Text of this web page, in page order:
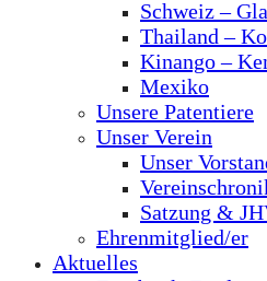
Schweiz –
Thailand –
Kinango –
Mexiko
Unsere Patentiere
Unser Verein
Unser
Satzung &
Ehrenmitglied/er
Aktuelles